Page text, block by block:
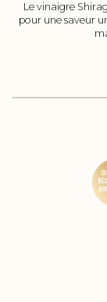
Le vinaigre
pour une saveur